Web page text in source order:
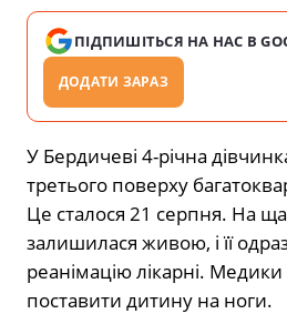
ПІДПИШІТЬСЯ НА НАС В
ДОДАТИ ЗАРАЗ
У Бердичеві 4-річна
третього поверху
Це сталося 21 серпня. На
залишилася живою, і її
реанімацію лікарні.
поставити дитину на ноги.